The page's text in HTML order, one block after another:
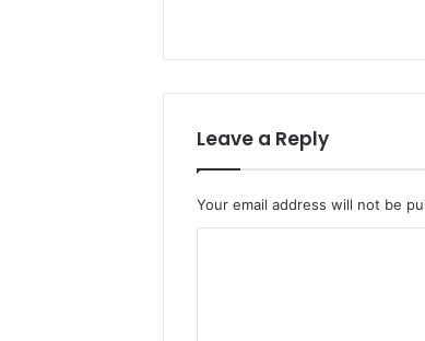
Leave a Reply
Your email address will not be